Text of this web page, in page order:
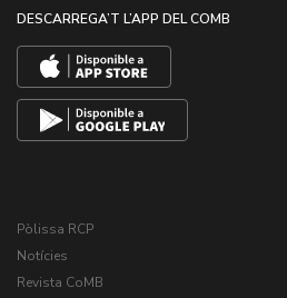
DESCARREGA’T L’APP DEL COMB
Pòlissa RCP
Notícies
Revista CoMB